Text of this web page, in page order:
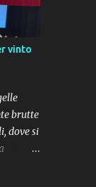
vinto
brutte
dove si